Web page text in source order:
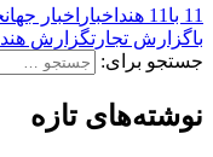
11 با 11 هند اخبار اخبار جهان
باگزارش تجارتگزارش هند
جستجو برای:
نوشته‌های تازه